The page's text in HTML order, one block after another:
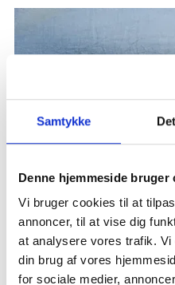
Samtykke
Denne hjemmeside bruger
Vi bruger cookies til at
annoncer, til at vise dig
at analysere vores trafik.
din brug af vores
for sociale medier,